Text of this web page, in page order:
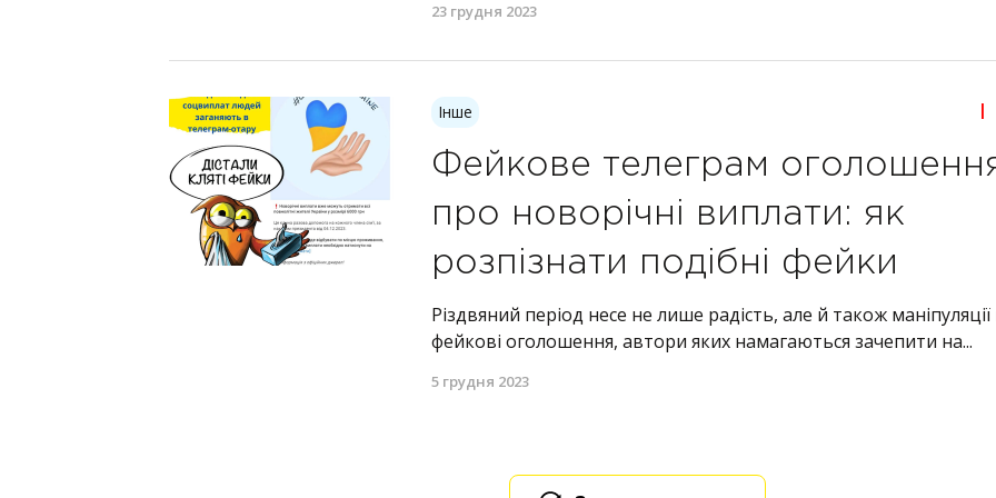
23 грудня 2023
Інше |
Фейкове телеграм
про новорічні виплати: як
розпізнати подібні фейки
Різдвяний період несе не лише радість, але й також маніпуляції
фейкові оголошення, автори яких намагаються зачепити на...
5 грудня 2023